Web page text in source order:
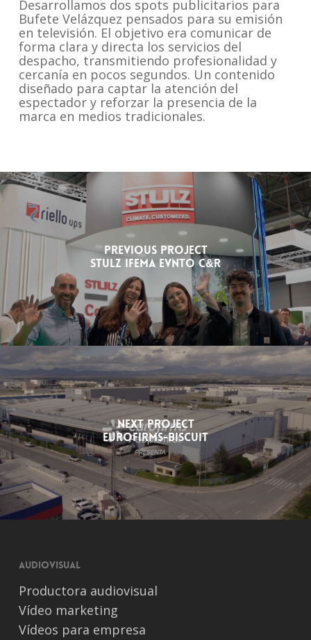
Desarrollamos dos spots publicitarios para
Bufete Velázquez pensados para su emisión
en televisión. El objetivo era comunicar de
forma clara y directa los servicios del
despacho, transmitiendo profesionalidad y
cercanía en pocos segundos. Un contenido
diseñado para captar la atención del
espectador y reforzar la presencia de la
marca en medios tradicionales.
Previous Project
Stulz Ifema EVNTO C&R
Next Project
Eurofirms-Biscuit
Audiovisual
Productora audiovisual
Vídeo marketing
Vídeos para empresa